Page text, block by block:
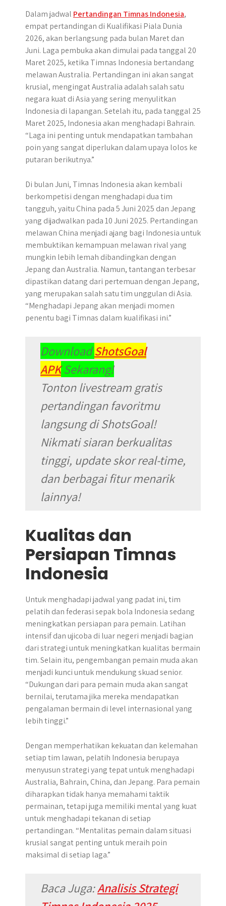
Dalam jadwal Pertandingan Timnas Indonesia,
empat pertandingan di Kualifikasi Piala Dunia
2026, akan berlangsung pada bulan Maret dan
Juni. Laga pembuka akan dimulai pada tanggal 20
Maret 2025, ketika Timnas Indonesia bertandang
melawan Australia. Pertandingan ini akan sangat
krusial, mengingat Australia adalah salah satu
negara kuat di Asia yang sering menyulitkan
Indonesia di lapangan. Setelah itu, pada tanggal 25
Maret 2025, Indonesia akan menghadapi Bahrain.
“Laga ini penting untuk mendapatkan tambahan
poin yang sangat diperlukan dalam upaya lolos ke
putaran berikutnya.”
Di bulan Juni, Timnas Indonesia akan kembali
berkompetisi dengan menghadapi dua tim
tangguh, yaitu China pada 5 Juni 2025 dan Jepang
yang dijadwalkan pada 10 Juni 2025. Pertandingan
melawan China menjadi ajang bagi Indonesia untuk
membuktikan kemampuan melawan rival yang
mungkin lebih lemah dibandingkan dengan
Jepang dan Australia. Namun, tantangan terbesar
dipastikan datang dari pertemuan dengan Jepang,
yang merupakan salah satu tim unggulan di Asia.
“Menghadapi Jepang akan menjadi momen
penentu bagi Timnas dalam kualifikasi ini.”
DownloadShotsGoal
APKSekarang!
Tonton livestream gratis
pertandingan favoritmu
langsung di ShotsGoal!
Nikmati siaran berkualitas
tinggi, update skor real-time,
dan berbagai fitur menarik
lainnya!
Kualitas dan
Persiapan Timnas
Indonesia
Untuk menghadapi jadwal yang padat ini, tim
pelatih dan federasi sepak bola Indonesia sedang
meningkatkan persiapan para pemain. Latihan
intensif dan ujicoba di luar negeri menjadi bagian
dari strategi untuk meningkatkan kualitas bermain
tim. Selain itu, pengembangan pemain muda akan
menjadi kunci untuk mendukung skuad senior.
“Dukungan dari para pemain muda akan sangat
bernilai, terutama jika mereka mendapatkan
pengalaman bermain di level internasional yang
lebih tinggi.”
Dengan memperhatikan kekuatan dan kelemahan
setiap tim lawan, pelatih Indonesia berupaya
menyusun strategi yang tepat untuk menghadapi
Australia, Bahrain, China, dan Jepang. Para pemain
diharapkan tidak hanya memahami taktik
permainan, tetapi juga memiliki mental yang kuat
untuk menghadapi tekanan di setiap
pertandingan. “Mentalitas pemain dalam situasi
krusial sangat penting untuk meraih poin
maksimal di setiap laga.”
Baca Juga:Analisis Strategi